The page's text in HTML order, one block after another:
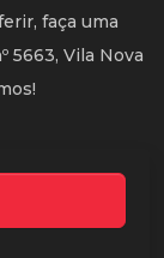
faça uma
5663, Vila Nova